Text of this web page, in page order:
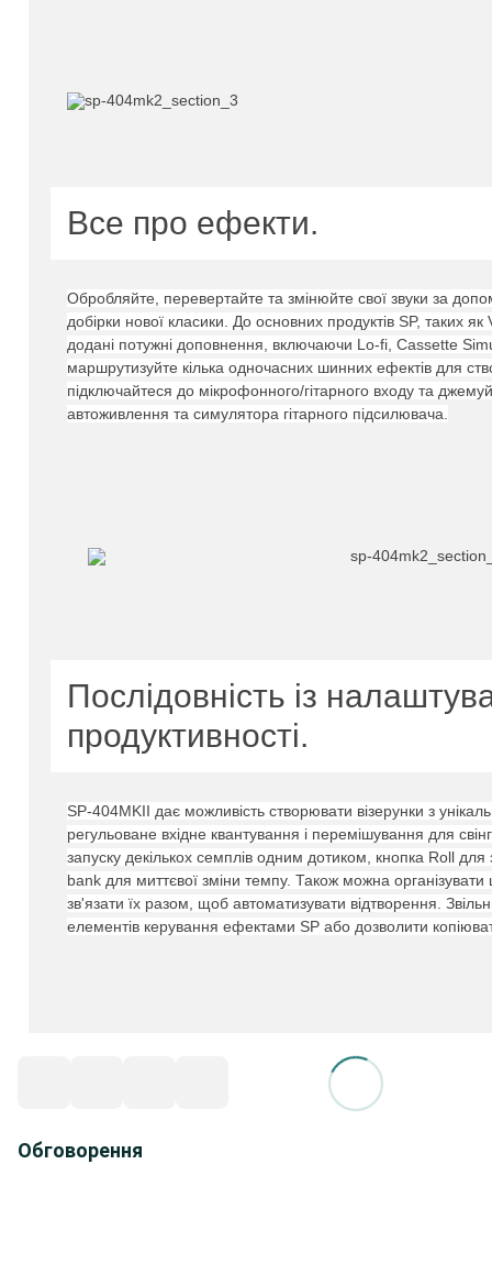
Все про ефекти.
Обробляйте, перевертайте та змінюйте свої звуки за
добірки нової класики. До основних продуктів SP, таких
додані потужні доповнення, включаючи Lo-fi, Cassette
маршрутизуйте кілька одночасних шинних ефектів для
підключайтеся до мікрофонного/гітарного входу та
автоживлення та симулятора гітарного підсилювача.
Послідовність із
продуктивності.
SP-404MKII дає можливість створювати візерунки з
регульоване вхідне квантування і перемішування для
запуску декількох семплів одним дотиком, кнопка Roll
bank для миттєвої зміни темпу. Також можна організувати
зв'язати їх разом, щоб автоматизувати відтворення.
елементів керування ефектами SP або дозволити
Обговорення